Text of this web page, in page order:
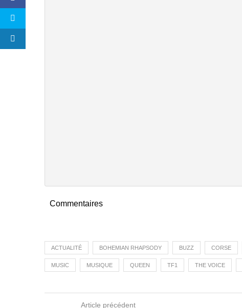
Commentaires
ACTUALITÉ BOHEMIAN RHAPSODY BUZZ CORSE
MUSIC MUSIQUE QUEEN TF1 THE VOICE
Article précédent